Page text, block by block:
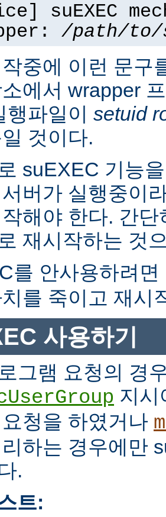
suEXEC
/path/to/
중에 이런 문구
에서 wrapper
행파일이 setuid
것이다.
suEXEC 기능
버가 실행중이
해야 한다. 간
재시작하는 것
를 안사용하려면
를 죽이고 재시
사용하기
그램 요청의 경
지시
청을 하였거나
하는 경우에만
.
트: